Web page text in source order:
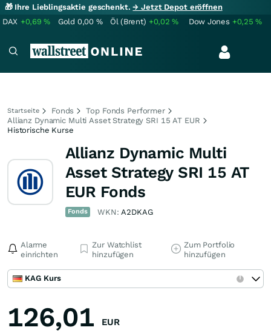
🎁 Ihre Lieblingsaktie geschenkt.→ Jetzt Depot eröffnen
DAX +0,69% Gold 0,00 % Öl (Brent) +0,02% Dow Jones +0,25%
Startseite Fonds
Top Fonds Performer
Allianz Dynamic Multi Asset Strategy SRI 15 AT EUR
Historische Kurse
Allianz Dynamic Multi
Asset Strategy SRI 15 AT
EUR Fonds
Fonds WKN:A2DKAG
Alarme
einrichten
Zur Watchlist
hinzufügen
Zum Portfolio
hinzufügen
KAG Kurs
126,01 EUR